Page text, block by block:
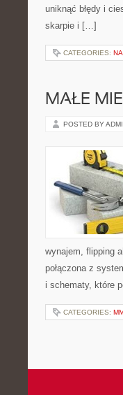
uniknąć błędy i
skarpie i […]
CATEGORIES:
MAŁE
POSTED BY
wynajem, flipping
połączona z
i schematy, które
CATEGORIES: